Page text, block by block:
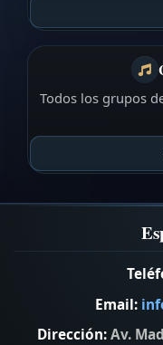
Todos los grupos
Email:
Dirección:Av.